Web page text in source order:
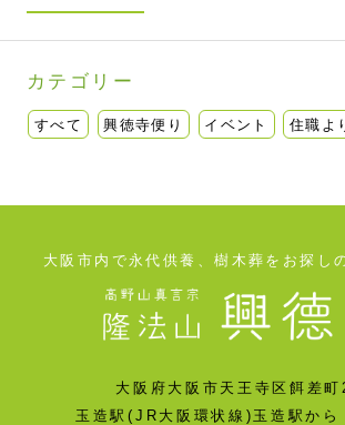
カテゴリー
すべて 興徳寺便り イベント 住職よ
大阪市内で永代供養、樹木葬をお探し
大阪府大阪市天王寺区餌差
玉造駅(JR大阪環状線)玉造駅から